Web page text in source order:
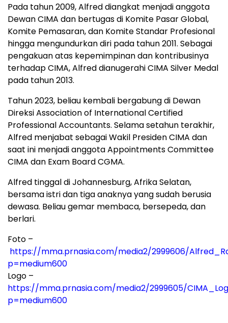
Pada tahun 2009, Alfred diangkat menjadi anggota
Dewan CIMA dan bertugas di Komite Pasar Global,
Komite Pemasaran, dan Komite Standar Profesional
hingga mengundurkan diri pada tahun 2011. Sebagai
pengakuan atas kepemimpinan dan kontribusinya
terhadap CIMA, Alfred dianugerahi CIMA Silver Medal
pada tahun 2013.
Tahun 2023, beliau kembali bergabung di Dewan
Direksi Association of International Certified
Professional Accountants. Selama setahun terakhir,
Alfred menjabat sebagai Wakil Presiden CIMA dan
saat ini menjadi anggota Appointments Committee
CIMA dan Exam Board CGMA.
Alfred tinggal di Johannesburg, Afrika Selatan,
bersama istri dan tiga anaknya yang sudah berusia
dewasa. Beliau gemar membaca, bersepeda, dan
berlari.
Foto –
https://mma.prnasia.com/media2/2999606/
p=medium600
Logo –
https://mma.prnasia.com/media2/2999605/
p=medium600